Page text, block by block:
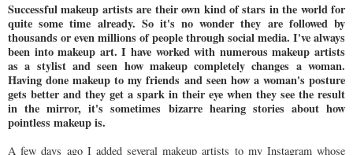
Successful makeup artists are their own kind of stars in the world for
quite some time already. So it's no wonder they are followed by
thousands or even millions of people through social media. I've always
been into makeup art. I have worked with numerous makeup artists
as a stylist and seen how makeup completely changes a woman.
Having done makeup to my friends and seen how a woman's posture
gets better and they get a spark in their eye when they see the result
in the mirror, it's sometimes bizarre hearing stories about how
pointless makeup is.
A few days ago I added several makeup artists to my Instagram whose